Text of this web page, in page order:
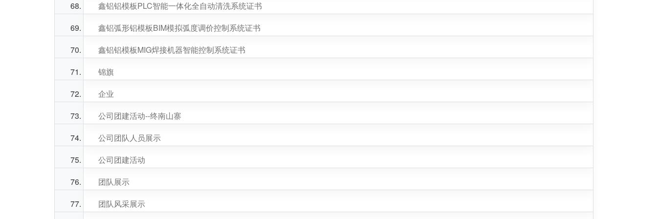
鑫铝铝模板PLC智能一体化全自动清洗系统证书
鑫铝弧形铝模板BIM模拟弧度调价控制系统证书
鑫铝铝模板MIG焊接机器智能控制系统证书
锦旗
企业
公司团建活动--终南山寨
公司团队人员展示
公司团建活动
团队展示
团队风采展示